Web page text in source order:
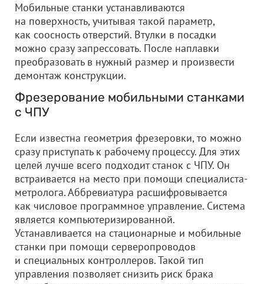
Мобильные станки устанавливаются
на поверхность, учитывая такой параметр,
как соосность отверстий. Втулки в посадки
можно сразу запрессовать. После наплавки
преобразовать в нужный размер и произвести
демонтаж конструкции.
Фрезерование мобильными станками
с ЧПУ
Если известна геометрия фрезеровки, то можно
сразу приступать к рабочему процессу. Для этих
целей лучше всего подходит станок с ЧПУ. Он
встраивается на место при помощи специалиста-
метролога. Аббревиатура расшифровывается
как числовое программное управление. Система
является компьютеризированной.
Устанавливается на стационарные и мобильные
станки при помощи серверопроводов
и специальных контроллеров. Такой тип
управления позволяет снизить риск брака